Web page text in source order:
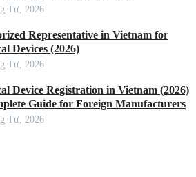
Tư, 2026
Representative in Vietnam for
Devices (2026)
Tư, 2026
Device Registration in Vietnam (2026)
Guide for Foreign Manufacturers
Tư, 2026